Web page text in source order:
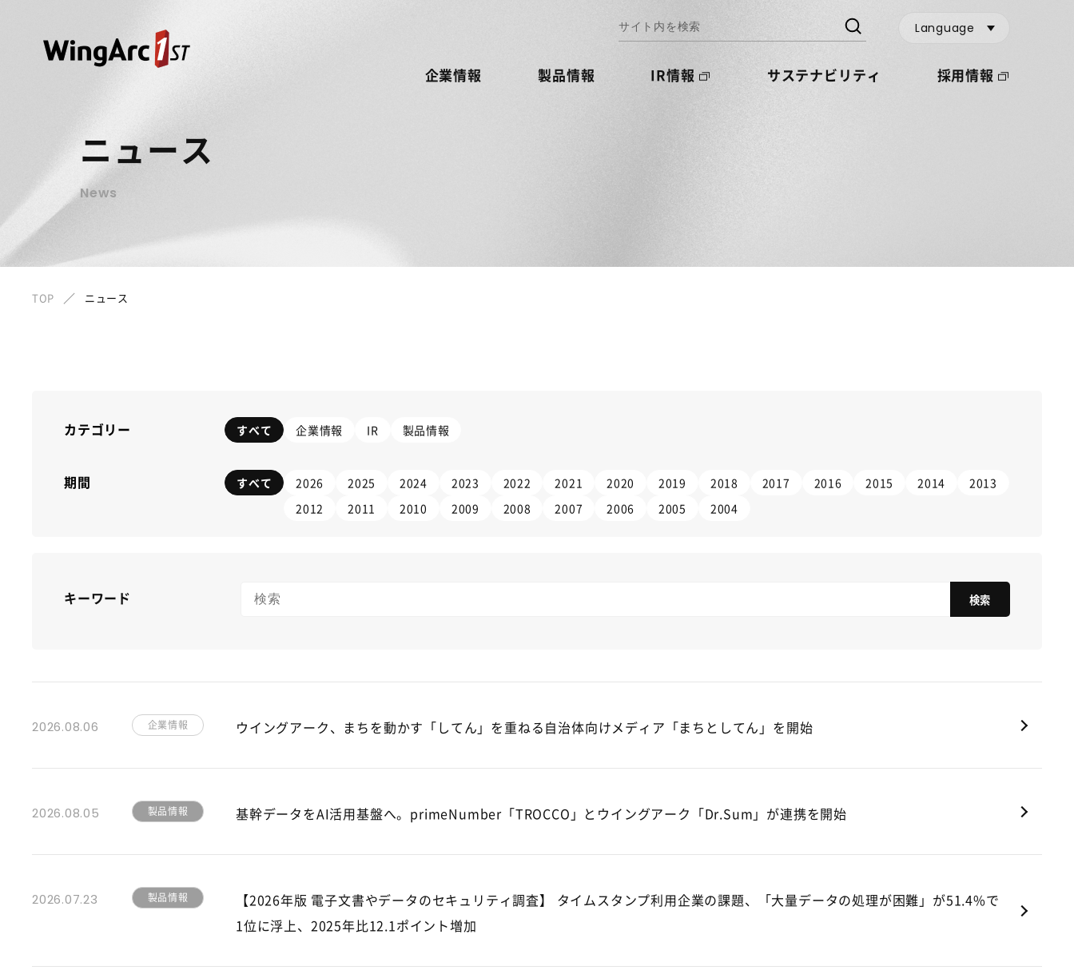
企業情報 製品情報 IR情報 サステナビリティ 採用情報
Language
ニュース
News
TOP ニュース
カテゴリー すべて 企業情報 IR 製品情報
期間 すべて 2026 2025 2024 2023 2022 2021 2020 2019 2018 2017 2016 2015 2014
2013
2012
2011 2010 2009 2008 2007 2006 2005 2004
キーワード 検索
ウイングアーク、まちを動かす「してん」を重ねる自治体向けメディア「まちとしてん」を開始
2026.08.06 企業情報
基幹データをAI活用基盤へ。primeNumber「TROCCO」とウイングアーク「Dr.Sum」が連携を開始
2026.08.05 製品情報
【2026年版 電子文書やデータのセキュリティ調査】 タイムスタンプ利用企業の課題、「大量データの処理が困難」が51.4%で
1位に浮上、2025年比12.1ポイント増加
2026.07.23 製品情報